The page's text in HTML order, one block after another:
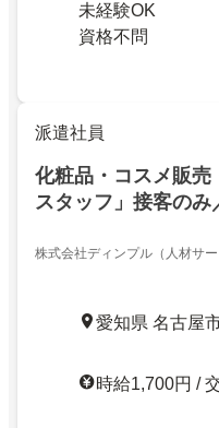
未経験OK
資格不問
派遣社員
化粧品・コスメ販
スタッフ」接客の
株式会社ディンプル（人材サー
愛知県 名古屋
時給1,700円 /